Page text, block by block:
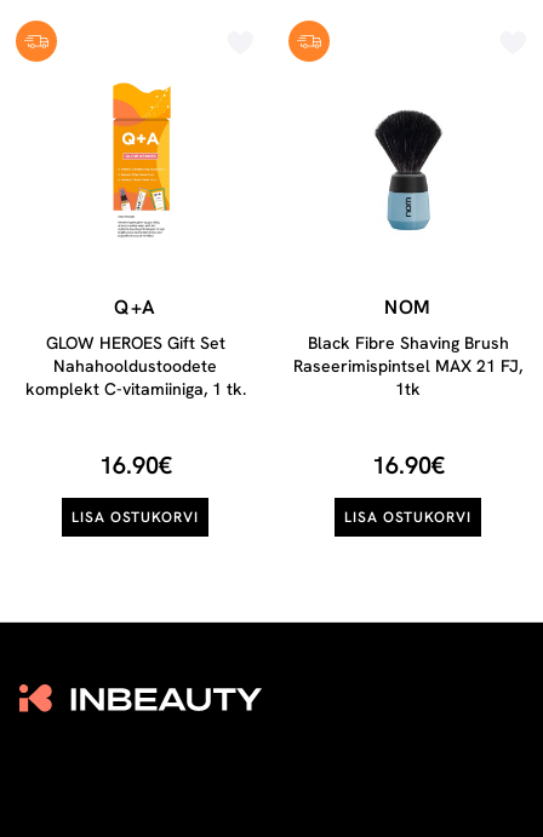
Q+A
GLOW HEROES Gift Set
Nahahooldustoodete
komplekt C-vitamiiniga, 1 tk.
16.90€
LISA OSTUKORVI
NOM
Black Fibre Shaving Brush
Raseerimispintsel MAX 21 FJ,
1tk
16.90€
LISA OSTUKORVI